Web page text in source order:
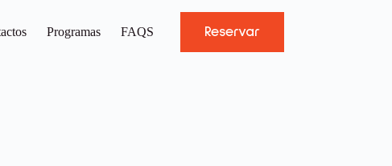
Programas FAQS Reservar